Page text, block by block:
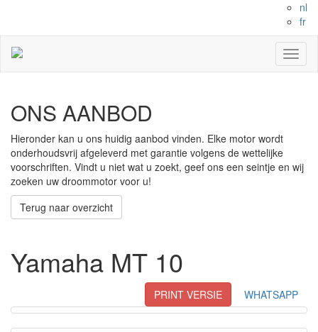
nl
fr
ONS AANBOD
Hieronder kan u ons huidig aanbod vinden. Elke motor wordt
onderhoudsvrij afgeleverd met garantie volgens de wettelijke
voorschriften. Vindt u niet wat u zoekt, geef ons een seintje en wij
zoeken uw droommotor voor u!
Terug naar overzicht
Yamaha MT 10
PRINT VERSIE WHATSAPP